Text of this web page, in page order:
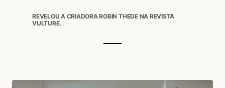
REVELOU A CRIADORA ROBIN THEDE NA REVISTA
VULTURE.